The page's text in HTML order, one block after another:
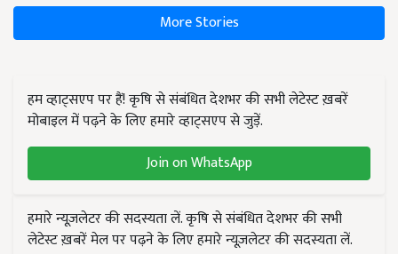
More Stories
हम व्हाट्सएप पर हैं! कृषि से संबंधित देशभर की सभी लेटेस्ट ख़बरें
मोबाइल में पढ़ने के लिए हमारे व्हाट्सएप से जुड़ें.
Join on WhatsApp
हमारे न्यूज़लेटर की सदस्यता लें. कृषि से संबंधित देशभर की सभी
लेटेस्ट ख़बरें मेल पर पढ़ने के लिए हमारे न्यूज़लेटर की सदस्यता लें.